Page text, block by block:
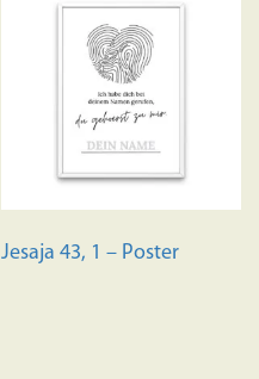
Jesaja 43, 1 – Poster